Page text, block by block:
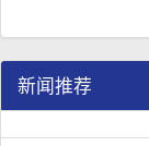
新闻推荐
民革江苏省
1/3 李惠东率队
2/3 民革江苏省
3/3